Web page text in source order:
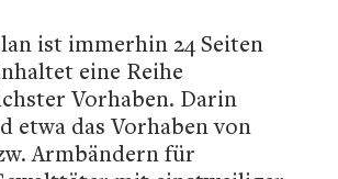
ist immerhin 24 Seiten
eine Reihe
Vorhaben. Darin
etwa das Vorhaben von
Armbändern für